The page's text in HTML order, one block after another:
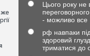
Цього року не
- можливо все
рф навпаки
здоровий
триматися до